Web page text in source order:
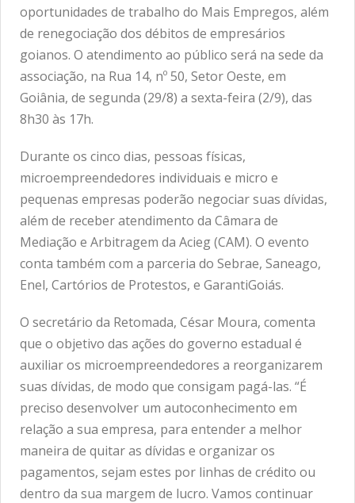
oportunidades de trabalho do Mais Empregos, além
de renegociação dos débitos de empresários
goianos. O atendimento ao público será na sede da
associação, na Rua 14, nº 50, Setor Oeste, em
Goiânia, de segunda (29/8) a sexta-feira (2/9), das
8h30 às 17h.
Durante os cinco dias, pessoas físicas,
microempreendedores individuais e micro e
pequenas empresas poderão negociar suas dívidas,
além de receber atendimento da Câmara de
Mediação e Arbitragem da Acieg (CAM). O evento
conta também com a parceria do Sebrae, Saneago,
Enel, Cartórios de Protestos, e GarantiGoiás.
O secretário da Retomada, César Moura, comenta
que o objetivo das ações do governo estadual é
auxiliar os microempreendedores a reorganizarem
suas dívidas, de modo que consigam pagá-las. “É
preciso desenvolver um autoconhecimento em
relação a sua empresa, para entender a melhor
maneira de quitar as dívidas e organizar os
pagamentos, sejam estes por linhas de crédito ou
dentro da sua margem de lucro. Vamos continuar